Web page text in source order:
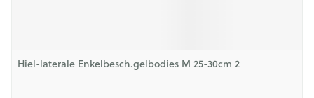
Hiel-laterale Enkelbesch.gelbodies M 25-30cm 2